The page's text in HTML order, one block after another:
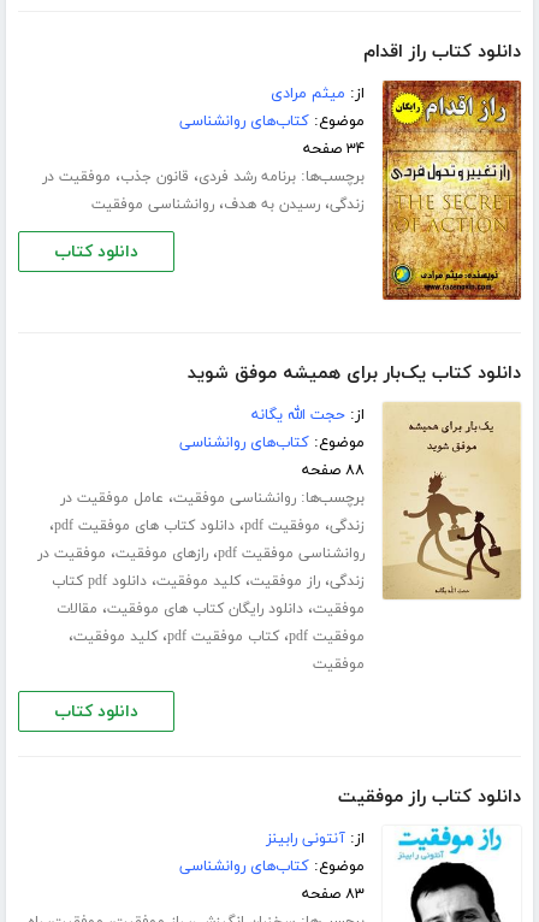
دانلود کتاب راز اقدام
از: میثم مرادی
موضوع:کتاب‌های روانشناسی
۳۴ صفحه
برچسب‌ها:برنامه رشد فردی، قانون جذب، موفقیت در
زندگی،رسیدن به هدف،روانشناسی موفقیت
دانلود کتاب
دانلود کتاب یک‌بار برای همیشه موفق شوید
از:حجت الله یگانه
موضوع:کتاب‌های روانشناسی
۸۸ صفحه
برچسب‌ها:روانشناسی موفقیت، عامل موفقیت در
زندگی، موفقیت pdf ،دانلود کتاب های موفقیت pdf ،
روانشناسی موفقیت pdf ،رازهای موفقیت، موفقیت در
زندگی،راز موفقیت،کلید موفقیت،
دانلود pdf کتاب
موفقیت،دانلود رایگان کتاب های موفقیت، مقالات
موفقیت pdf
،کتاب موفقیت pdf ،کلید موفقیت،
موفقیت
دانلود کتاب
دانلود کتاب راز موفقیت
از:آنتونی رابینز
موضوع:کتاب‌های روانشناسی
۸۳ صفحه